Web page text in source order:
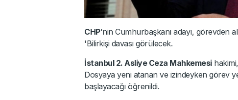
CHP'nin Cumhurbaşkanı adayı, görevden
'Bilirkişi davası görülecek.
İstanbul 2. Asliye Ceza Mahkemesi
Dosyaya yeni atanan ve izindeyken görev
başlayacağı öğrenildi.